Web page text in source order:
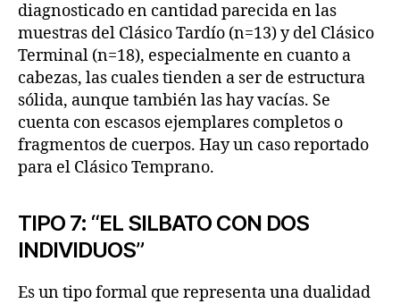
diagnosticado en cantidad parecida en las
muestras del Clásico Tardío (n=13) y del Clásico
Terminal (n=18), especialmente en cuanto a
cabezas, las cuales tienden a ser de estructura
sólida, aunque también las hay vacías. Se
cuenta con escasos ejemplares completos o
fragmentos de cuerpos. Hay un caso reportado
para el Clásico Temprano.
TIPO 7: “EL SILBATO CON DOS
INDIVIDUOS”
Es un tipo formal que representa una dualidad